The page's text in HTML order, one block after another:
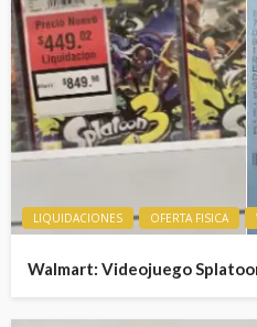
LIQUIDACIONES OFERTA FISICA
Walmart: Videojuego